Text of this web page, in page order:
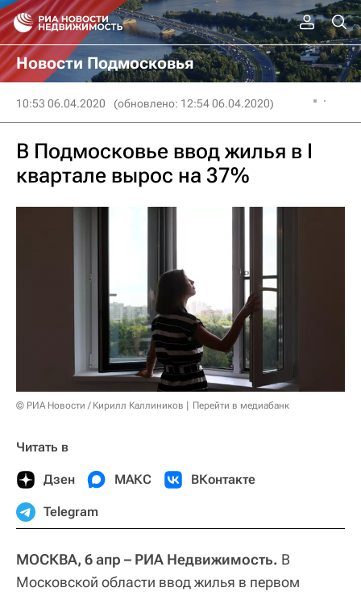
Новости Подмосковья
10:53 06.04.2020 (обновлено: 12:54 06.04.2020)
В Подмосковье ввод жилья в I
квартале вырос на 37%
© РИА Новости / Кирилл Каллиников Перейти в медиабанк
Читать в
Дзен МАКС ВКонтакте
Telegram
МОСКВА, 6 апр – РИА Недвижимость. В
Московской области ввод жилья в первом